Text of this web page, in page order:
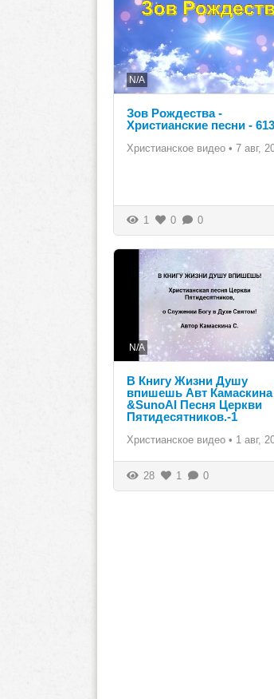
N/A
Зов Рождества -
Христианские песни - 613
Христианское видео • 7 авг,
1 0 0
N/A
В Книгу Жизни Душу
впишешь Авт
&SunoAI Песня Церкви
Пятидесятников.-1
Христианское видео • 1 авг,
28 1 0